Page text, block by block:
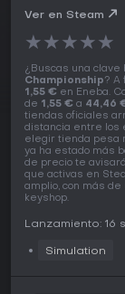
Ver en Steam
★★★★★
¿Buscas una clave
Championship? A
1,55 € en Eneba.
de 1,55 € a 44,46
tiendas oficiales
distancia entre los
elegir tienda pesa
ya ha estado más
de precio te
que activas en
amplio, con más
keyshop.
Lanzamiento: 16
Simulation